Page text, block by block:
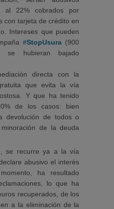
al 22% cobrados por
con tarjeta de crédito en
Intereses que pueden
#StopUsura (900
se hubieran bajado
directa con la
que evita la vía
Y que ha tenido
de los casos: bien
devolución de todos o
de la deuda
se recurre ya a la vía
abusivo el interés
ha resultado
lo que ha
recuperados, de los
a la eliminación de la